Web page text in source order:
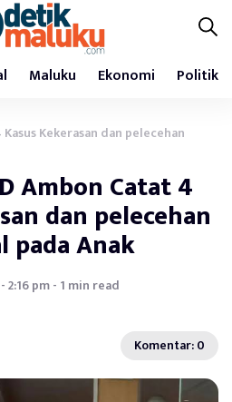
Maluku Ekonomi Politik
Kekerasan dan pelecehan
Ambon Catat 4
dan pelecehan
pada Anak
2:16 pm - 1 min read
Komentar: 0